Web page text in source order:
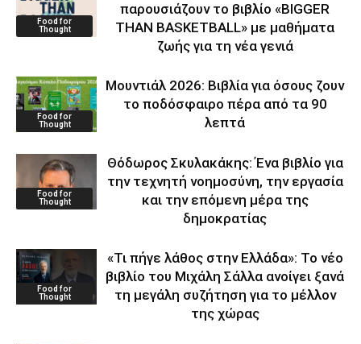
Food for
Thought
παρουσιάζουν το βιβλίο «BIGGER
THAN BASKETBALL» με μαθήματα
ζωής για τη νέα γενιά
Food for
Thought
Μουντιάλ 2026: Βιβλία για όσους ζουν
το ποδόσφαιρο πέρα από τα 90
λεπτά
Food for
Thought
Θόδωρος Σκυλακάκης: Ένα βιβλίο για
την τεχνητή νοημοσύνη, την εργασία
και την επόμενη μέρα της
δημοκρατίας
Food for
Thought
«Τι πήγε λάθος στην Ελλάδα»: Το νέο
βιβλίο του Μιχάλη Σάλλα ανοίγει ξανά
τη μεγάλη συζήτηση για το μέλλον
της χώρας